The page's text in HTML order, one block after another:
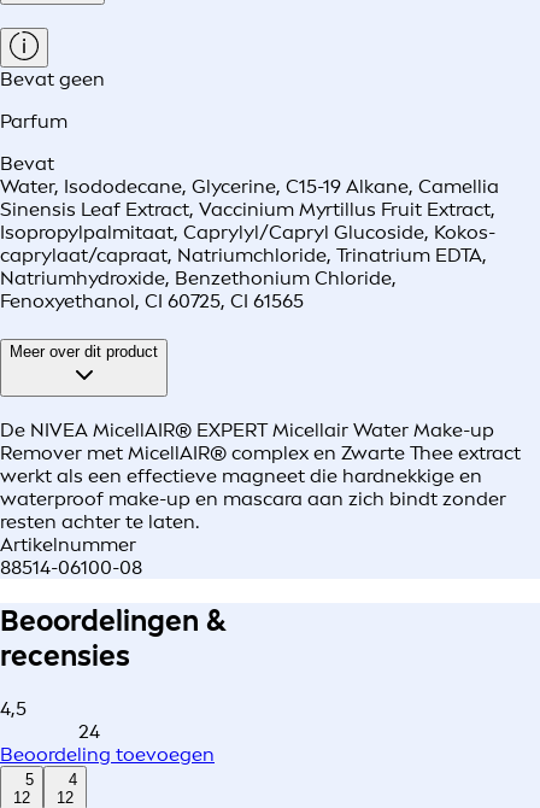
Bevat geen
Parfum
Bevat
Water, Isododecane, Glycerine, C15-19 Alkane, Camellia
Sinensis Leaf Extract, Vaccinium Myrtillus Fruit Extract,
Isopropylpalmitaat, Caprylyl/Capryl Glucoside, Kokos-
caprylaat/capraat, Natriumchloride, Trinatrium EDTA,
Natriumhydroxide, Benzethonium Chloride,
Fenoxyethanol, CI 60725, CI 61565
Meer over dit product
De NIVEA MicellAIR® EXPERT Micellair Water Make-up
Remover met MicellAIR® complex en Zwarte Thee extract
werkt als een effectieve magneet die hardnekkige en
waterproof make-up en mascara aan zich bindt zonder
resten achter te laten.
Artikelnummer
88514-06100-08
Beoordelingen &
recensies
4,5
24
Beoordeling toevoegen
5
12
4
12